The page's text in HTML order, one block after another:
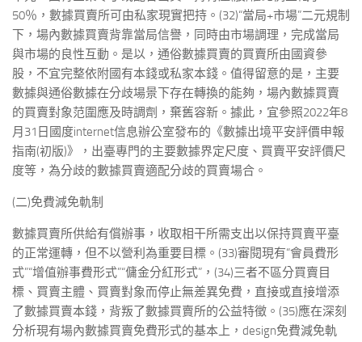
50％，數據買賣所可由私家現實把持。(32)“當局+市場”二元規制
下，場內數據買賣背靠當局信譽，同時由市場調理，完成當局
與市場的良性互動。是以，通俗數據買賣的買賣所由國資參
股，不宜完整依附國有本錢或私家本錢。值得留意的是，主要
數據與通俗數據在分歧場景下存在轉換的能夠，場內數據買賣
的買賣對象范圍應及時調劑，棄舊容新。據此，宜參照2022年8
月31日國度internet信息辦公室發布的《數據出境平安評價申報
指南(初版)》，出臺專門的主要數據界定尺度、買賣平安評價尺
度等，為分歧的數據買賣適配分歧的買賣場合。
(二)免費減免軌制
數據買賣所供給有償辦事，收取相干所需支出以保持買賣平臺
的正常運轉，但不以營利為重要目標。(33)審閱現有“會員費形
式”“增值辦事費形式”“傭金分紅形式”，(34)三者不區分買賣目
標、買賣主體、買賣對象而停止無差異免費，直接或直接增添
了數據買賣本錢，背叛了數據買賣所的公益特徵。(35)應在深刻
分析現有場內數據買賣免費形式的基本上，design免費減免軌